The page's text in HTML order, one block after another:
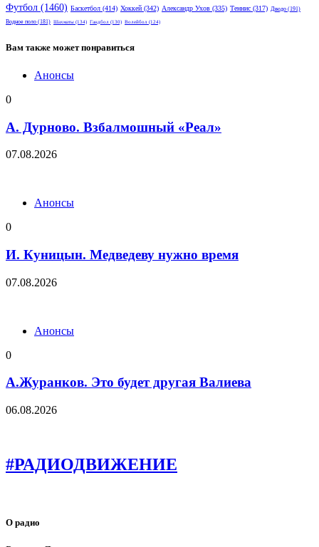
Футбол (1460) Баскетбол (414) Хоккей (342) Александр Ухов (335) Теннис (317) Дзюдо (191)
Водное поло (181) Шахматы (134) Гандбол (130) Волейбол (124)
Вам также может понравиться
Анонсы
0
А. Дурново. Взбалмошный «Реал»
07.08.2026
Анонсы
0
И. Куницын. Медведеву нужно время
07.08.2026
Анонсы
0
А.Журанков. Это будет другая Валиева
06.08.2026
#РАДИОДВИЖЕНИЕ
О радио